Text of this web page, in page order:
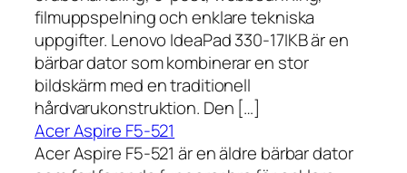
filmuppspelning och enklare tekniska
uppgifter. Lenovo IdeaPad 330-17IKB är en
bärbar dator som kombinerar en stor
bildskärm med en traditionell
hårdvarukonstruktion. Den […]
Acer Aspire F5-521
Acer Aspire F5-521 är en äldre bärbar dator